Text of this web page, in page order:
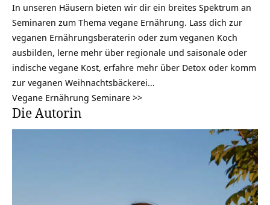
In unseren Häusern bieten wir dir ein breites Spektrum an
Seminaren zum Thema vegane Ernährung. Lass dich zur
veganen Ernährungsberaterin oder zum veganen Koch
ausbilden, lerne mehr über regionale und saisonale oder
indische vegane Kost, erfahre mehr über Detox oder komm
zur veganen Weihnachtsbäckerei…
Vegane Ernährung Seminare >>
Die Autorin